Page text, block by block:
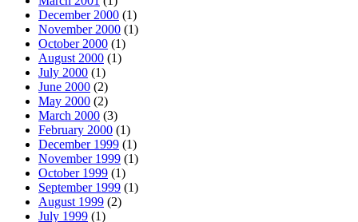
December 2000 (1)
November 2000 (1)
October 2000 (1)
August 2000 (1)
July 2000 (1)
June 2000 (2)
May 2000 (2)
March 2000 (3)
February 2000 (1)
December 1999 (1)
November 1999 (1)
October 1999 (1)
September 1999 (1)
August 1999 (2)
July 1999 (1)